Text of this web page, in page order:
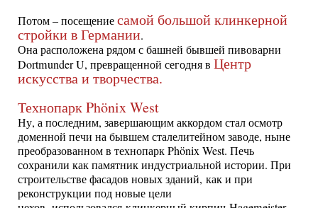
Потом – посещениесамой большой клинкерной
стройки в Германии.
Она расположена рядом с башней бывшей пивоварни
Dortmunder U, превращенной сегодня в Центр
искусства и творчества.
Технопарк Phönix West
Ну, а последним, завершающим аккордом стал осмотр
доменной печи на бывшем сталелитейном заводе, ныне
преобразованном в технопарк Phönix West. Печь
сохранили как памятник индустриальной истории. При
строительстве фасадов новых зданий, как и при
реконструкции под новые цели